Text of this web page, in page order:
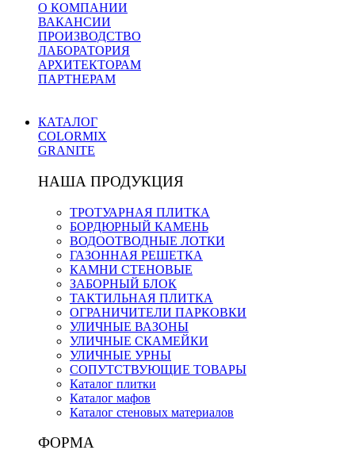
О КОМПАНИИ
ВАКАНСИИ
ПРОИЗВОДСТВО
ЛАБОРАТОРИЯ
АРХИТЕКТОРАМ
ПАРТНЕРАМ
КАТАЛОГ
COLORMIX
GRANITE
НАША ПРОДУКЦИЯ
ТРОТУАРНАЯ ПЛИТКА
БОРДЮРНЫЙ КАМЕНЬ
ВОДООТВОДНЫЕ ЛОТКИ
ГАЗОННАЯ РЕШЕТКА
КАМНИ СТЕНОВЫЕ
ЗАБОРНЫЙ БЛОК
ТАКТИЛЬНАЯ ПЛИТКА
ОГРАНИЧИТЕЛИ ПАРКОВКИ
УЛИЧНЫЕ ВАЗОНЫ
УЛИЧНЫЕ СКАМЕЙКИ
УЛИЧНЫЕ УРНЫ
СОПУТСТВУЮЩИЕ ТОВАРЫ
Каталог плитки
Каталог мафов
Каталог стеновых материалов
ФОРМА